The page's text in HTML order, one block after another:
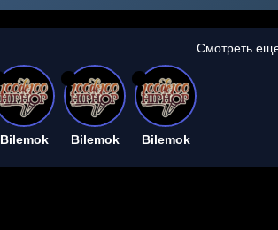
Смотреть
Bilemok Bilemok Bilemok